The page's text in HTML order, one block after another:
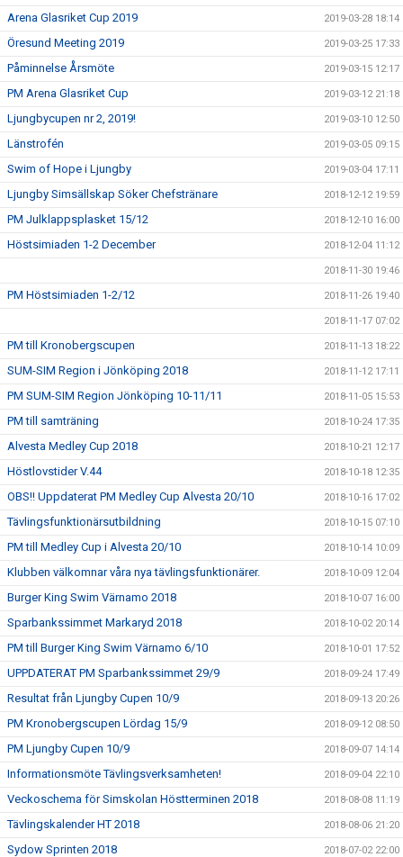
Arena Glasriket Cup 2019 2019-03-28 18:14
Öresund Meeting 2019 2019-03-25 17:33
Påminnelse Årsmöte 2019-03-15 12:17
PM Arena Glasriket Cup 2019-03-12 21:18
Ljungbycupen nr 2, 2019! 2019-03-10 12:50
Länstrofén 2019-03-05 09:15
Swim of Hope i Ljungby 2019-03-04 17:11
Ljungby Simsällskap Söker Chefstränare 2018-12-12 19:59
PM Julklappsplasket 15/12 2018-12-10 16:00
Höstsimiaden 1-2 December 2018-12-04 11:12
2018-11-30 19:46
PM Höstsimiaden 1-2/12 2018-11-26 19:40
2018-11-17 07:02
PM till Kronobergscupen 2018-11-13 18:22
SUM-SIM Region i Jönköping 2018 2018-11-12 17:11
PM SUM-SIM Region Jönköping 10-11/11 2018-11-05 15:53
PM till samträning 2018-10-24 17:35
Alvesta Medley Cup 2018 2018-10-21 12:17
Höstlovstider V.44 2018-10-18 12:35
OBS!! Uppdaterat PM Medley Cup Alvesta 20/10 2018-10-16 17:02
Tävlingsfunktionärsutbildning 2018-10-15 07:10
PM till Medley Cup i Alvesta 20/10 2018-10-14 10:09
Klubben välkomnar våra nya tävlingsfunktionärer. 2018-10-09 12:04
Burger King Swim Värnamo 2018 2018-10-07 16:00
Sparbankssimmet Markaryd 2018 2018-10-02 20:14
PM till Burger King Swim Värnamo 6/10 2018-10-01 17:52
UPPDATERAT PM Sparbankssimmet 29/9 2018-09-24 17:49
Resultat från Ljungby Cupen 10/9 2018-09-13 20:26
PM Kronobergscupen Lördag 15/9 2018-09-12 08:50
PM Ljungby Cupen 10/9 2018-09-07 14:14
Informationsmöte Tävlingsverksamheten! 2018-09-04 22:10
Veckoschema för Simskolan Höstterminen 2018 2018-08-08 11:19
Tävlingskalender HT 2018 2018-08-06 21:20
Sydow Sprinten 2018 2018-07-02 22:00